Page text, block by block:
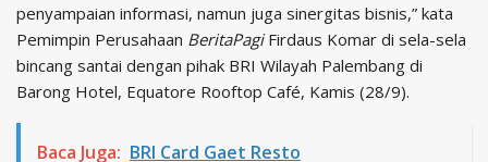
penyampaian informasi, namun juga sinergitas bisnis,” kata
Pemimpin Perusahaan BeritaPagiFirdaus Komar di sela-sela
bincang santai dengan pihak BRI Wilayah Palembang di
Barong Hotel, Equatore Rooftop Café, Kamis (28/9).
Baca Juga: BRI Card Gaet Resto